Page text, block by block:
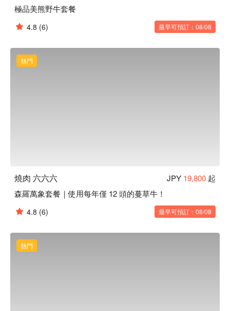
極品美熊野牛套餐
4.8 (6) 最早可預訂：08/08
熱門
燒肉 六六六 JPY 19,800 起
森羅萬象套餐｜使用每年僅 12 頭的蔓草牛！
4.8 (6) 最早可預訂：08/08
熱門